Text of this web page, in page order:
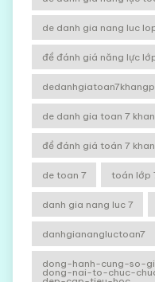
de danh gia nang luc
đề đánh giá năng lực
de danh gia toan 7
đề đánh giá toán 7
de toan 7 toán lớp
danh gia nang luc 7
danhgianangluctoan7
dong-hanh-cung-so-
dong-nai-to-chuc-